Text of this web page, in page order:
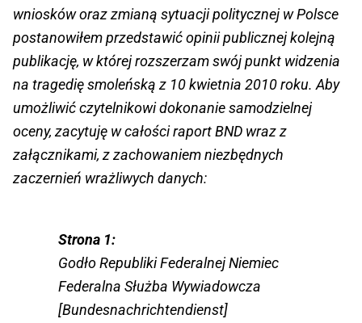
wniosków oraz zmianą sytuacji politycznej w Polsce
postanowiłem przedstawić opinii publicznej kolejną
publikację, w której rozszerzam swój punkt widzenia
na tragedię smoleńską z 10 kwietnia 2010 roku. Aby
umożliwić czytelnikowi dokonanie samodzielnej
oceny, zacytuję w całości raport BND wraz z
załącznikami, z zachowaniem niezbędnych
zaczernień wrażliwych danych:
Strona 1:
Godło Republiki Federalnej Niemiec
Federalna Służba Wywiadowcza
[Bundesnachrichtendienst]